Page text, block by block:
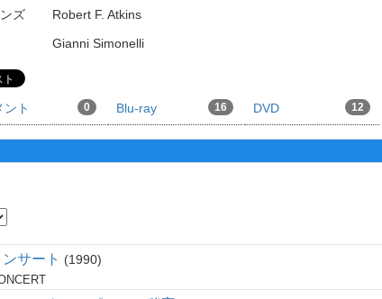
ズ
Robert F. Atkins
Gianni Simonelli
ント 0 Blu-ray 16 DVD 12
サート 1990